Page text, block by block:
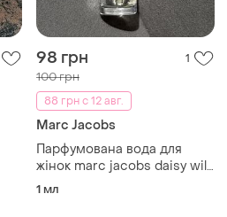
98 грн 1
100 грн
88 грн с 12 авг.
Marc Jacobs
Парфумована вода для
жінок marc jacobs daisy wild
eau so intense, 1.2 мл
1 мл